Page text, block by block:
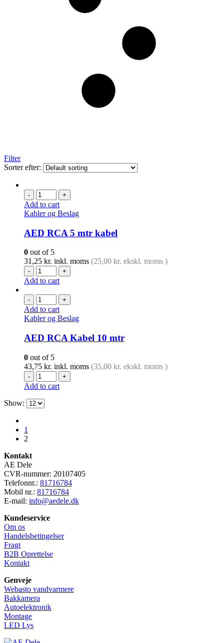
Filter
Sorter efter:
- +
Add to cart
Kabler og Beslag
AED RCA 5 mtr kabel
0 out of 5
31,25 kr. inkl. moms (25,00 kr. ekskl. moms )
- +
Add to cart
- +
Add to cart
Kabler og Beslag
AED RCA Kabel 10 mtr
0 out of 5
43,75 kr. inkl. moms (35,00 kr. ekskl. moms )
- +
Add to cart
Show:
1
2
Kontakt
AE Dele
CVR-nummer: 20107405
Telefonnr.: 81716784
Mobil nr.: 81716784
E-mail: info@aedele.dk
Kundeservice
Om os
Handelsbetingelser
Fragt
B2B Oprettelse
Kontakt
Genveje
Webasto vandvarmere
Bakkamera
Autoelektronik
Montage
LED Lys